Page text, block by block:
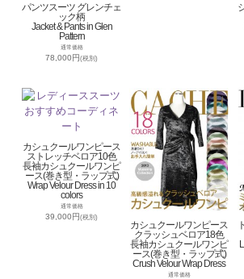
パンツスーツ グレンチェ
ック柄
Jacket & Pants in Glen
Pattern
通常価格
78,000円(税別)
カシュクールワンピース
ストレッチベロア10色
長袖カシュクールワンピ
ース(巻き型・ラップ式)
Wrap Velour Dress in 10
colors
通常価格
39,000円(税別)
カシュクールワンピース
クラッシュベロア18色
長袖カシュクールワンピ
ース(巻き型・ラップ式)
Crush Velour Wrap Dress
通常価格